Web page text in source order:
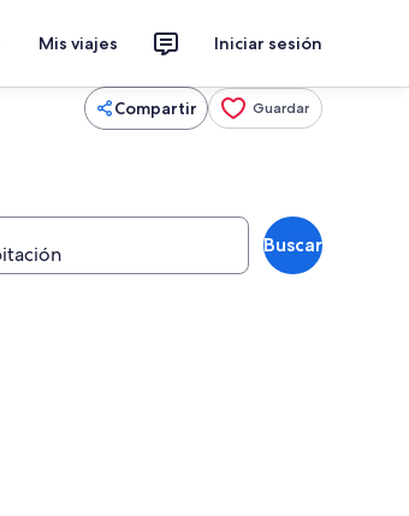
Mis viajes Iniciar sesión
Compartir Guardar
Buscar